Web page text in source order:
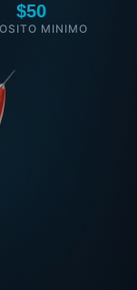
$50
MINIMO